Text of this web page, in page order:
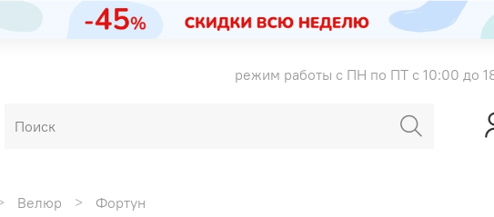
режим работы с ПН по ПТ с 10:00 до
Велюр Фортун